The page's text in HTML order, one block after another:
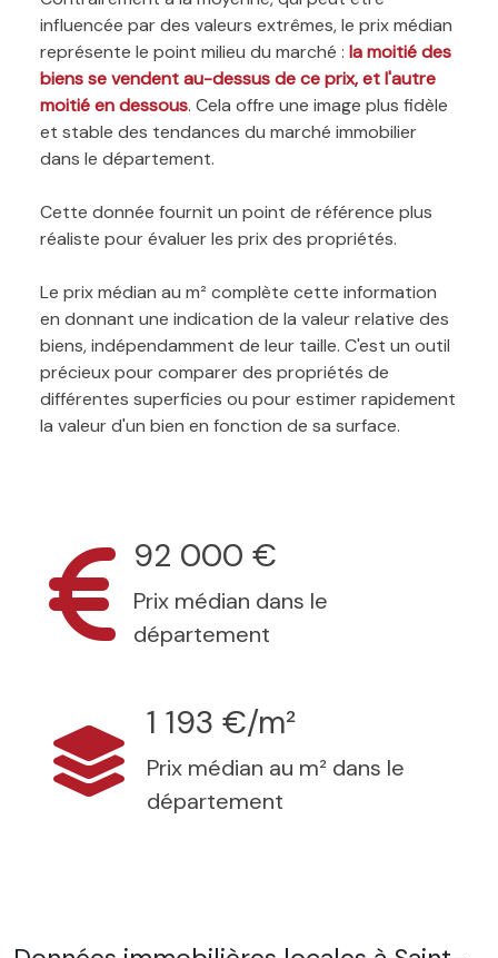
influencée par des valeurs extrêmes, le prix médian
représente le point milieu du marché : la moitié des
biens se vendent au-dessus de ce prix, et l'autre
moitié en dessous. Cela offre une image plus fidèle
et stable des tendances du marché immobilier
dans le département.
Cette donnée fournit un point de référence plus
réaliste pour évaluer les prix des propriétés.
Le prix médian au m² complète cette information
en donnant une indication de la valeur relative des
biens, indépendamment de leur taille. C'est un outil
précieux pour comparer des propriétés de
différentes superficies ou pour estimer rapidement
la valeur d'un bien en fonction de sa surface.
92 000 €
Prix médian dans le
département
1 193 €/m²
Prix médian au m² dans le
département